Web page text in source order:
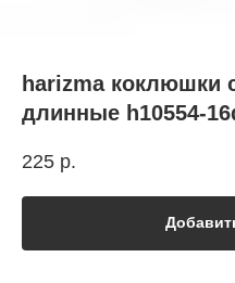
harizma коклюшки
длинные h10554-
225 р.